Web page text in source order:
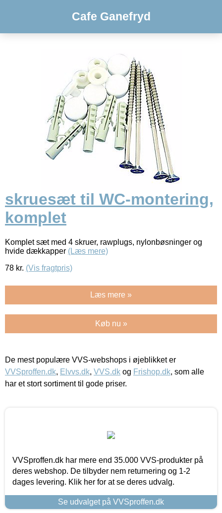
Cafe Ganefryd
skruesæt til WC-montering,
komplet
Komplet sæt med 4 skruer, rawplugs, nylonbøsninger og
hvide dækkapper (Læs mere)
78 kr. (Vis fragtpris)
Læs mere »
Køb nu »
De mest populære VVS-webshops i øjeblikket er
VVSproffen.dk, Elvvs.dk, VVS.dk og Frishop.dk, som alle
har et stort sortiment til gode priser.
VVSproffen.dk har mere end 35.000 VVS-produkter på
deres webshop. De tilbyder nem returnering og 1-2
dages levering. Klik her for at se deres udvalg.
Se udvalget på VVSproffen.dk